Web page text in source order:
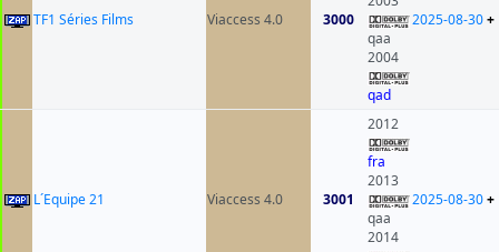
TF1 Séries Films Viaccess 4.0 3000
qaa
2004
qad
2025-08-30+
L´Equipe 21 Viaccess 4.0 3001
2012
fra
2013
qaa
2014
2025-08-30+